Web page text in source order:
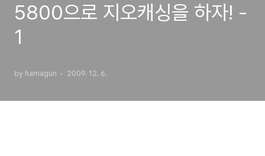
5800으로 지오캐싱을 하자! -
1
by hamagun 2009. 12. 6.